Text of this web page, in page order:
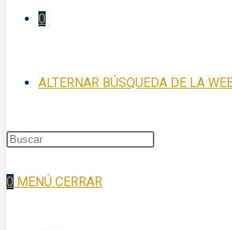
0
ALTERNAR BÚSQUEDA DE LA
0 MENÚ CERRAR